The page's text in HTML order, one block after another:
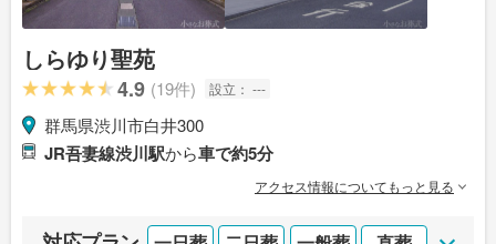
しらゆり聖苑
4.9 (19件) 設立： ---
群馬県渋川市白井300
JR吾妻線渋川駅から車で約5分
アクセス情報についてもっと見る